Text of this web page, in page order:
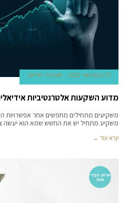
27 בפברואר 2022 מערכת 'מדינט'
מדוע השקעות אלטרנטיביות
משקיעים מתחילים מחפשים אחר
משקיע מתחיל יש את החשש שמא הוא יעשה
קרא עוד ←
ערוץ הברי
אות